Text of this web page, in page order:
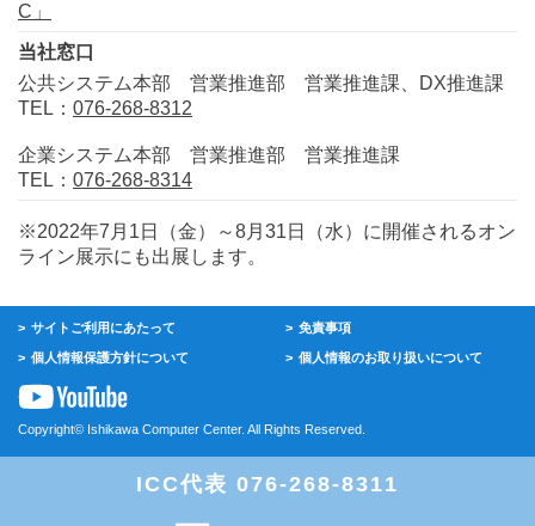
C」
当社窓口
公共システム本部 営業推進部 営業推進課、DX推進課
TEL： 076-268-8312
企業システム本部 営業推進部 営業推進課
TEL： 076-268-8314
※2022年7月1日（金）～8月31日（水）に開催されるオン
ライン展示にも出展します。
サイトご利用にあたって 免責事項
個人情報保護方針について 個人情報のお取り扱いについて
Copyright© Ishikawa Computer Center. All Rights Reserved.
ICC代表 076-268-8311